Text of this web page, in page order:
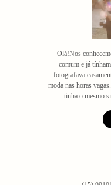
Olá!Nos
comum e já
fotografava
moda nas horas
tinha o mesmo